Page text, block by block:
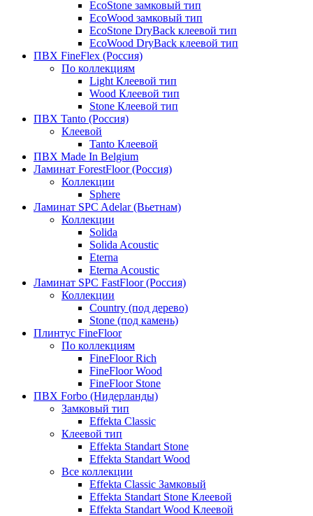
EcoStone замковый тип
EcoWood замковый тип
EcoStone DryBack клеевой тип
EcoWood DryBack клеевой тип
ПВХ FineFlex (Россия)
По коллекциям
Light Клеевой тип
Wood Клеевой тип
Stone Клеевой тип
ПВХ Tanto (Россия)
Клеевой
Tanto Клеевой
ПВХ Made In Belgium
Ламинат ForestFloor (Россия)
Коллекции
Sphere
Ламинат SPC Adelar (Вьетнам)
Коллекции
Solida
Solida Acoustic
Eterna
Eterna Acoustic
Ламинат SPC FastFloor (Россия)
Коллекции
Country (под дерево)
Stone (под камень)
Плинтус FineFloor
По коллекциям
FineFloor Rich
FineFloor Wood
FineFloor Stone
ПВХ Forbo (Нидерланды)
Замковый тип
Effekta Classic
Клеевой тип
Effekta Standart Stone
Effekta Standart Wood
Все коллекции
Effekta Classic Замковый
Effekta Standart Stone Клеевой
Effekta Standart Wood Клеевой